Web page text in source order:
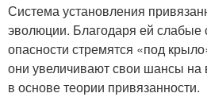
Система установления
эволюции. Благодаря ей слабые
опасности стремятся «под
они увеличивают свои шансы
в основе теории привязанности.